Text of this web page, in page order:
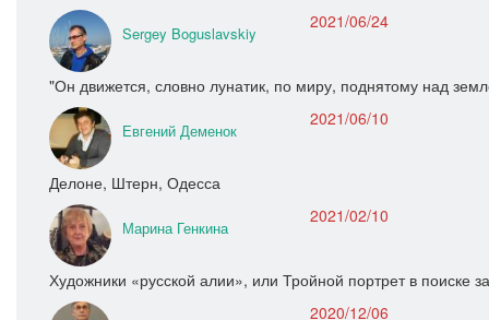
Sergey Boguslavskiy
2021/06/24
"Он движется, словно лунатик, по миру, поднятому над
Евгений Деменок
2021/06/10
Делоне, Штерн, Одесса
Марина Генкина
2021/02/10
Художники «русской алии», или Тройной портрет в поиске
2020/12/06